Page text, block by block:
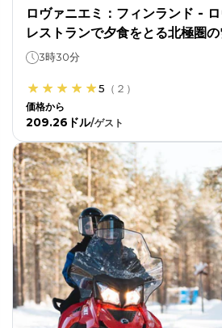
ロヴァニエミ：フィンランド -
レストランで夕食をとる北極圏
3時30分
5 （ ２ ）
価格から
209.26ドル/ゲスト